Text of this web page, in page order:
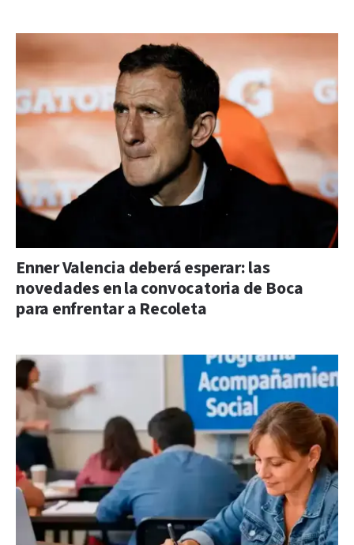
Enner Valencia deberá esperar: las
novedades en la convocatoria de Boca
para enfrentar a Recoleta